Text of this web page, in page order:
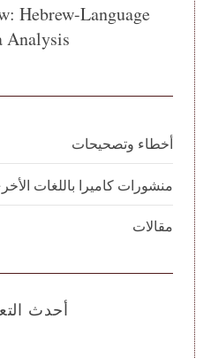
Hebrew-Language
Analysis
أخطاء وتصحيحات
منشورات كاميرا باللغات
مقالات
أحدث